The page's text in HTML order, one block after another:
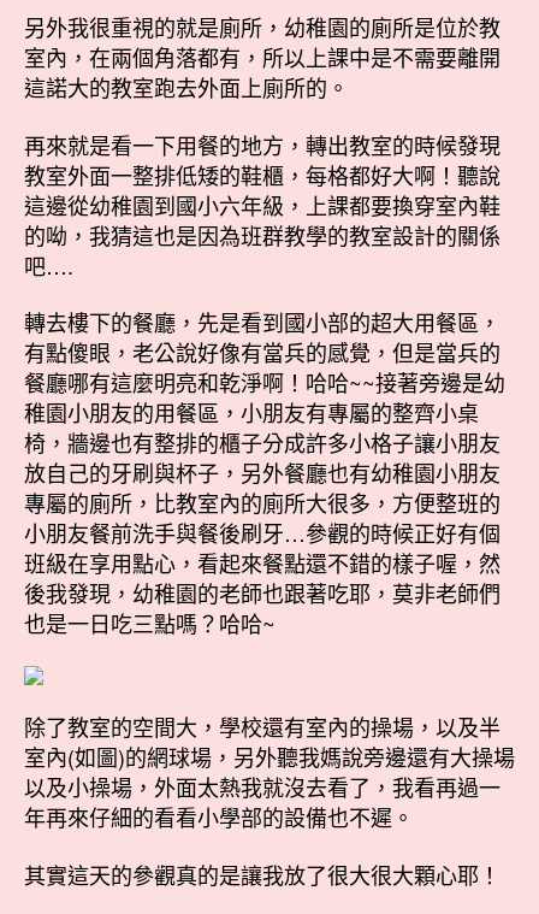
另外我很重視的就是廁所，幼稚園的廁所是位於教
室內，在兩個角落都有，所以上課中是不需要離開
這諾大的教室跑去外面上廁所的。
再來就是看一下用餐的地方，轉出教室的時候發現
教室外面一整排低矮的鞋櫃，每格都好大啊！聽說
這邊從幼稚園到國小六年級，上課都要換穿室內鞋
的呦，我猜這也是因為班群教學的教室設計的關係
吧….
轉去樓下的餐廳，先是看到國小部的超大用餐區，
有點傻眼，老公說好像有當兵的感覺，但是當兵的
餐廳哪有這麼明亮和乾淨啊！哈哈~~接著旁邊是幼
稚園小朋友的用餐區，小朋友有專屬的整齊小桌
椅，牆邊也有整排的櫃子分成許多小格子讓小朋友
放自己的牙刷與杯子，另外餐廳也有幼稚園小朋友
專屬的廁所，比教室內的廁所大很多，方便整班的
小朋友餐前洗手與餐後刷牙…參觀的時候正好有個
班級在享用點心，看起來餐點還不錯的樣子喔，然
後我發現，幼稚園的老師也跟著吃耶，莫非老師們
也是一日吃三點嗎？哈哈~
除了教室的空間大，學校還有室內的操場，以及半
室內(如圖)的網球場，另外聽我媽說旁邊還有大操場
以及小操場，外面太熱我就沒去看了，我看再過一
年再來仔細的看看小學部的設備也不遲。
其實這天的參觀真的是讓我放了很大很大顆心耶！